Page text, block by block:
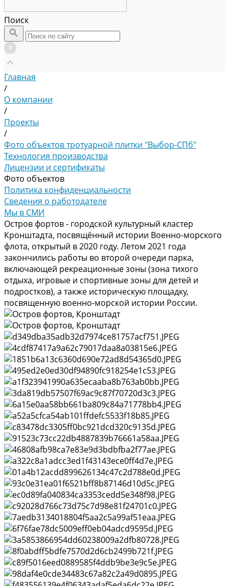
Поиск
Главная
/
О компании
/
Проекты
/
Фото объектов тротуарной плитки "Выбор-СПб"
Технология производства
Лицензии и сертификаты
Фото объектов
Политика конфиденциальности
Сведения о работодателе
Мы в СМИ
Остров фортов - городской культурный кластер
Кронштадта, посвящённый истории Военно-морского
флота, открытый в 2020 году. Летом 2021 года
закончились работы во второй очереди парка,
включающей рекреационные зоны (зона тихого
отдыха, игровые и спортивные зоны для детей и
подростков), а также историческую площадку,
посвященную военно-морской истории России.